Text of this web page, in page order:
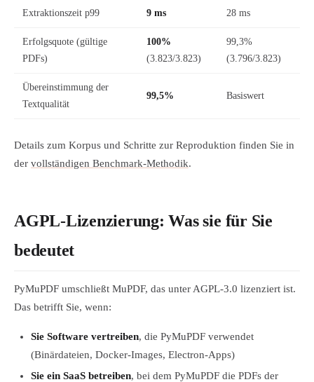
Extraktionszeit p99 9 ms 28 ms
Erfolgsquote (gültige
PDFs)
100%
(3.823/3.823)
99,3%
(3.796/3.823)
Übereinstimmung der
Textqualität
99,5% Basiswert
Details zum Korpus und Schritte zur Reproduktion finden Sie in
der vollständigen Benchmark-Methodik.
AGPL-Lizenzierung: Was sie für Sie
bedeutet
PyMuPDF umschließt MuPDF, das unter AGPL-3.0 lizenziert ist.
Das betrifft Sie, wenn:
Sie Software vertreiben, die PyMuPDF verwendet
(Binärdateien, Docker-Images, Electron-Apps)
Sie ein SaaS betreiben, bei dem PyMuPDF die PDFs der